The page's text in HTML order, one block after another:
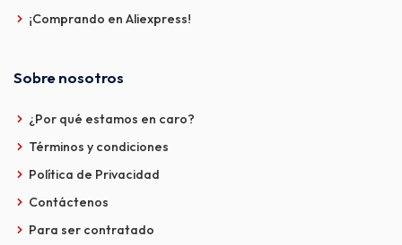
¡Comprando en Aliexpress!
Sobre nosotros
¿Por qué estamos en caro?
Términos y condiciones
Política de Privacidad
Contáctenos
Para ser contratado